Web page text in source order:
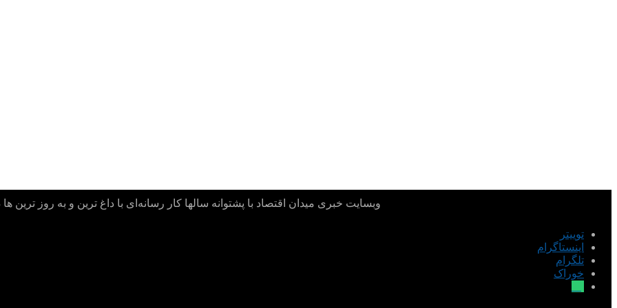
وبسایت خبری میدان اقتصاد با پشتوانه سالها کار رسانه‌ای با داغ ترین و به روز ترین
توییتر
اینستاگرام
تلگرام
خوراک